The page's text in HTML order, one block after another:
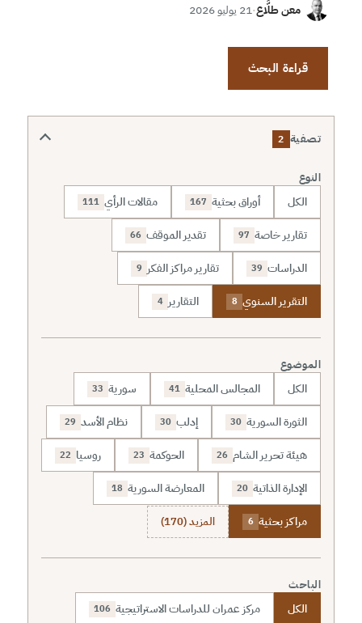
معن طلَّاع·21 يوليو 2026
قراءة البحث
تصفية 2
النوع
الكل أوراق بحثية 167 مقالات الرأي 111
تقارير خاصة 97 تقدير الموقف 66
الدراسات 39 تقارير مراكز الفكر 9
التقرير السنوي 8 التقارير 4
الموضوع
الكل المجالس المحلية 41 سورية 33
الثورة السورية 30 إدلب 30 نظام الأسد 29
هيئة تحرير الشام 26 الحوكمة 23 روسيا 22
الإدارة الذاتية 20 المعارضة السورية 18
مراكز بحثية 6 المزيد (170)
الباحث
الكل مركز عمران للدراسات الاستراتيجية 106